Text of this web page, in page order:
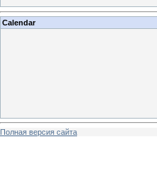
Calendar
Полная версия сайта